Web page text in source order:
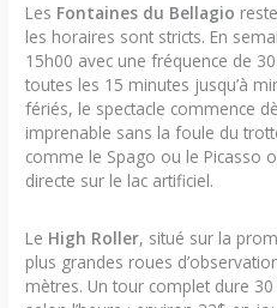
Les Fontaines du Bellagio
les horaires sont stricts. En
15h00 avec une fréquence de
toutes les 15 minutes jusqu’à
fériés, le spectacle commence
imprenable sans la foule du
comme le Spago ou le Picasso
directe sur le lac artificiel.
Le High Roller, situé sur la
plus grandes roues
mètres. Un tour complet dure